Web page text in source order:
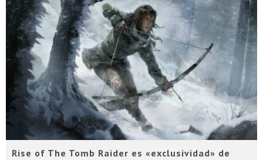
Rise of The Tomb Raider es «exclusividad» de